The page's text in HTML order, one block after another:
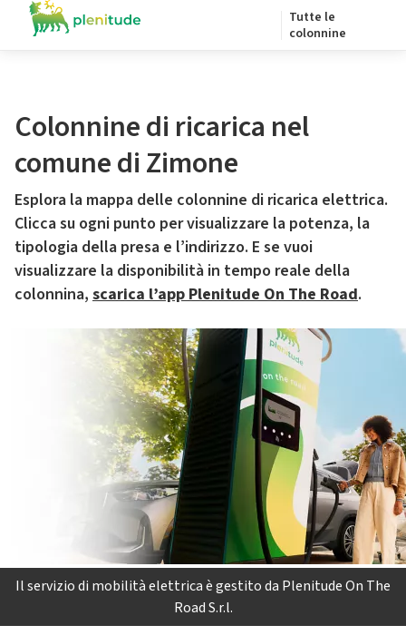
Tutte le
colonnine
Colonnine di ricarica nel
comune di Zimone
Esplora la mappa delle colonnine di ricarica elettrica.
Clicca su ogni punto per visualizzare la potenza, la
tipologia della presa e l’indirizzo. E se vuoi
visualizzare la disponibilità in tempo reale della
colonnina, scarica l’app Plenitude On The Road.
Il servizio di mobilità elettrica è gestito da Plenitude On The
Road S.r.l.